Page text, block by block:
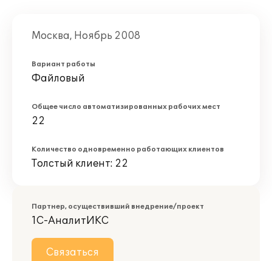
Москва, Ноябрь 2008
Вариант работы
Файловый
Общее число автоматизированных рабочих мест
22
Количество одновременно работающих клиентов
Толстый клиент: 22
Партнер, осуществивший внедрение/проект
1С-АналитИКС
Связаться